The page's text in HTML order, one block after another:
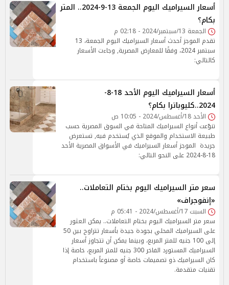
أسعار السيراميك اليوم الجمعة 13-9-2024.. المتر
بكام؟
الجمعة 13/سبتمبر/2024 - 02:18 م
تقدم الموجز أحدث أسعار السيراميك اليوم الجمعة، 13
سبتمبر 2024، وفقًا للمعارض المصرية, وجاءت الأسعار
كالتالي:
أسعار السيراميك اليوم الأحد 18-8-
2024..كليوباترا بكام؟
الأحد 18/أغسطس/2024 - 10:05 ص
تنوّعت أنواع السيراميك المتاحة في السوق المصرية حسب
طبيعة الاستخدام والموقع الذي يُستخدم فيه, تستعرض
جريدة الموجز أسعار السيراميك في الأسواق المصرية الأحد
18-8-2024 على النحو التالي:
سعر متر السيراميك اليوم بختام التعاملات..
«إنفوجراف»
السبت 17/أغسطس/2024 - 05:41 م
سعر متر السيراميك اليوم بختام التعاملات.. يمكن العثور
على السيراميك المحلي بجودة جيدة بأسعار تتراوح بين 50
إلى 100 جنيه للمتر المربع، وبينما يمكن أن تتجاوز أسعار
السيراميك المستورد الفاخر 300 جنيه للمتر المربع، خاصة إذا
كان السيراميك ذو تصميمات خاصة أو مصنوعاً باستخدام
تقنيات متقدمة.